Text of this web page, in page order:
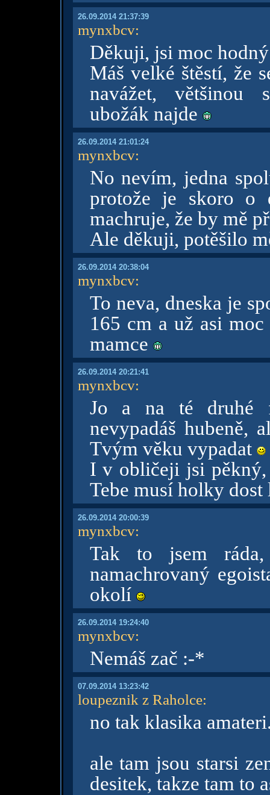
26.09.2014 21:37:39
mynxbcv:
Děkuji, jsi moc
Máš velké štěstí, že
navážet, většinou
ubožák najde
26.09.2014 21:01:24
mynxbcv:
No nevím, jedna
protože je skoro o
machruje, že by mě
Ale děkuji, potěšilo
26.09.2014 20:38:04
mynxbcv:
To neva, dneska je
165 cm a už asi
mamce
26.09.2014 20:21:41
mynxbcv:
Jo a na té druhé
nevypadáš hubeně,
Tvým věku vypadat
I v obličeji jsi pěkný,
Tebe musí holky
26.09.2014 20:00:39
mynxbcv:
Tak to jsem
namachrovaný
okolí
26.09.2014 19:24:40
mynxbcv:
Nemáš zač :-*
07.09.2014 13:23:42
loupeznik z Raholce:
no tak klasika
ale tam jsou starsi
desitek, takze tam to